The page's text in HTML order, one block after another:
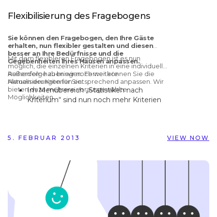
Flexibilisierung des Fragebogens
Sie können den Fragebogen, den Ihre Gäste
erhalten, nun flexibler gestalten und diesen
besser an Ihre Bedürfnisse und die
Gegebenheiten Ihres Hausen anpassen.
Mit dem flexibleren Fragebogen ist es nun
möglich, die einzelnen Kriterien in eine individuelle
Reihenfolge zu bringen. Ferner können Sie die
Namen der Kriterien entsprechend anpassen. Wir
bieten dazu mehrere vorausgewählte
Möglichkeiten.
Außerdem haben wir noch weitere
Aktualisierungen für Sie:
Im Menübereich „Statistiken nach
Kriterium“ sind nun noch mehr Kriterien
angeben.
Gesamtbewertung angezeigt.
5. FEBRUAR 2013 VIEW NOW